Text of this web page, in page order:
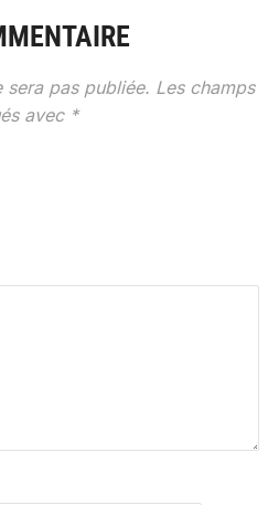
sera pas publiée. Les champs
avec *